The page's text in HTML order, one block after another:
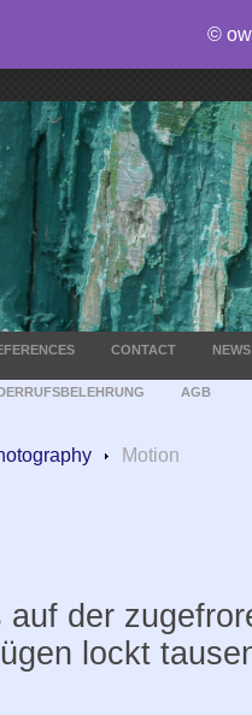
CONTACT NEWS
AGB
Motion
der
lockt
©